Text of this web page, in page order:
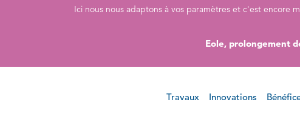
Accéder directement au contenu de la page
Accéder à la navigation principale
Accéder à la rechercheIci nous nous adaptons à vos paramètres et c'est encore
Eole, prolongement
Travaux Innovations